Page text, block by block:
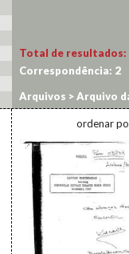
Total de resultados:
Correspondência: 2
Arquivos >Arquivo
ordenar